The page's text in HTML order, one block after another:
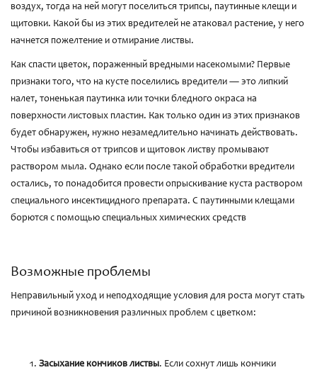
воздух, тогда на ней могут поселиться трипсы, паутинные клещи и
щитовки. Какой бы из этих вредителей не атаковал растение, у него
начнется пожелтение и отмирание листвы.
Как спасти цветок, пораженный вредными насекомыми? Первые
признаки того, что на кусте поселились вредители ― это липкий
налет, тоненькая паутинка или точки бледного окраса на
поверхности листовых пластин. Как только один из этих признаков
будет обнаружен, нужно незамедлительно начинать действовать.
Чтобы избавиться от трипсов и щитовок листву промывают
раствором мыла. Однако если после такой обработки вредители
остались, то понадобится провести опрыскивание куста раствором
специального инсектицидного препарата. С паутинными клещами
борются с помощью специальных химических средств
Возможные проблемы
Неправильный уход и неподходящие условия для роста могут стать
причиной возникновения различных проблем с цветком:
Засыхание кончиков листвы. Если сохнут лишь кончики